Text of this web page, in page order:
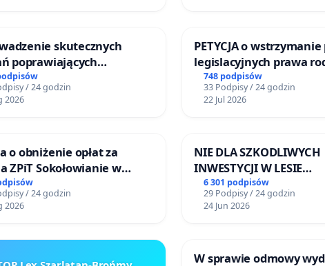
skutecznych
poprawiających
na ulicy
w Otwocku
/ 24 godzin
2026
PETYCJA o
legislacyjnych prawa
narażających ofiary
748 podpisów
33 Podpisy / 24 godzin
22 Jul 2026
o obniżenie opłat za
ZPiT Sokołowianie w
Ośrodku Kultury
/ 24 godzin
2026
NIE DLA SZKODLIWYCH
INWESTYCJI W LESIE
ŁAGIEWNICKIM I
6 301 podpisów
29 Podpisy / 24 godzin
24 Jun 2026
W sprawie odmowy